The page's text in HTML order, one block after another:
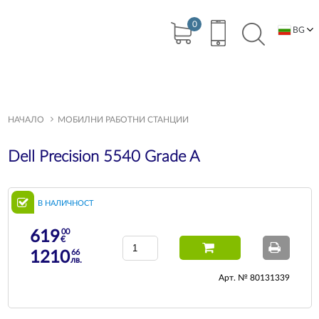
0
BG
НАЧАЛО МОБИЛНИ РАБОТНИ СТАНЦИИ
Dell Precision 5540 Grade A
В НАЛИЧНОСТ
61900
€
121066
лв.
Арт. № 80131339